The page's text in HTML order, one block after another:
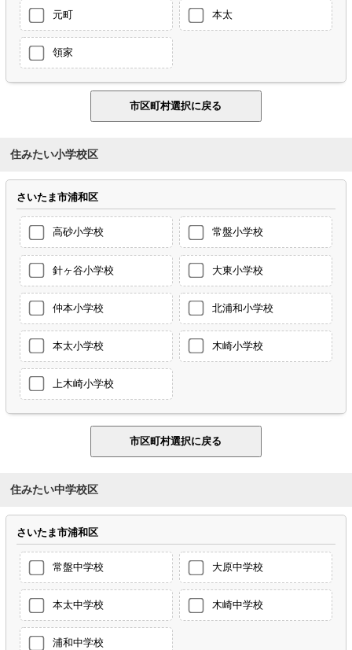
元町 本太
領家
住みたい小学校区
さいたま市浦和区
高砂小学校 常盤小学校
針ヶ谷小学校 大東小学校
仲本小学校 北浦和小学校
本太小学校 木崎小学校
上木崎小学校
住みたい中学校区
さいたま市浦和区
常盤中学校 大原中学校
本太中学校 木崎中学校
浦和中学校